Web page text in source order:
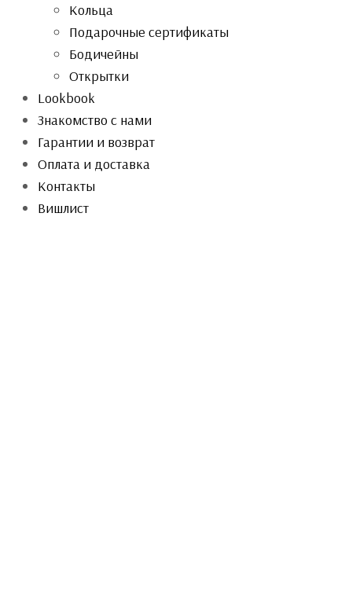
Кольца
Подарочные сертификаты
Бодичейны
Открытки
Lookbook
Знакомство с нами
Гарантии и возврат
Оплата и доставка
Контакты
Вишлист